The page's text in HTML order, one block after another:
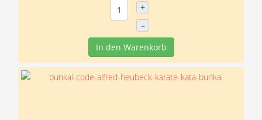
+
–
In den Warenkorb